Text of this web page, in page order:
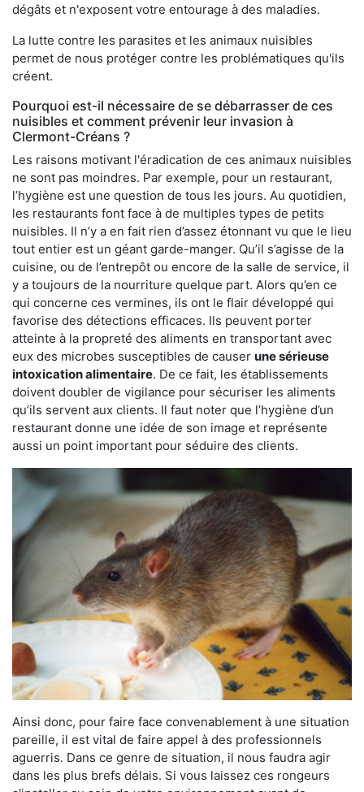
dégâts et n'exposent votre entourage à des maladies.
La lutte contre les parasites et les animaux nuisibles
permet de nous protéger contre les problématiques qu'ils
créent.
Pourquoi est-il nécessaire de se débarrasser de ces
nuisibles et comment prévenir leur invasion à
Clermont-Créans ?
Les raisons motivant l'éradication de ces animaux nuisibles
ne sont pas moindres. Par exemple, pour un restaurant,
l’hygiène est une question de tous les jours. Au quotidien,
les restaurants font face à de multiples types de petits
nuisibles. Il n’y a en fait rien d’assez étonnant vu que le lieu
tout entier est un géant garde-manger. Qu’il s’agisse de la
cuisine, ou de l’entrepôt ou encore de la salle de service, il
y a toujours de la nourriture quelque part. Alors qu’en ce
qui concerne ces vermines, ils ont le flair développé qui
favorise des détections efficaces. Ils peuvent porter
atteinte à la propreté des aliments en transportant avec
eux des microbes susceptibles de causer une sérieuse
intoxication alimentaire. De ce fait, les établissements
doivent doubler de vigilance pour sécuriser les aliments
qu’ils servent aux clients. Il faut noter que l’hygiène d’un
restaurant donne une idée de son image et représente
aussi un point important pour séduire des clients.
Ainsi donc, pour faire face convenablement à une situation
pareille, il est vital de faire appel à des professionnels
aguerris. Dans ce genre de situation, il nous faudra agir
dans les plus brefs délais. Si vous laissez ces rongeurs